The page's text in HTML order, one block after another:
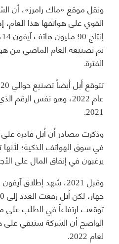
ونقل موقع «ماك رامرز»، أن
القوي على هواتفها هذا
الفترة.
عام 2022، وهو نفس
2021.
وذكرت مصادر أن أبل قادرة
في سوق الهواتف الذكية؛ لأنها
يرغبون في إنفاق المال على
الواضح أن الشركة ستبقي على
لعام 2022.